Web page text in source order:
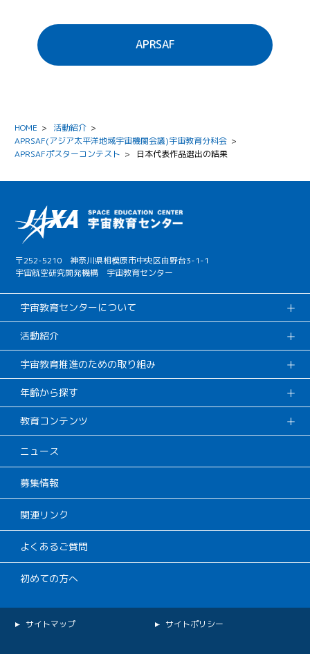
APRSAF
HOME > 活動紹介 >
APRSAF(アジア太平洋地域宇宙機関会議)宇宙教育分科会 >
APRSAFポスターコンテスト > 日本代表作品選出の結果
〒252-5210 神奈川県相模原市中央区由野台3-1-1
宇宙航空研究開発機構 宇宙教育センター
宇宙教育センターについて
活動紹介
宇宙教育推進のための取り組み
年齢から探す
教育コンテンツ
ニュース
募集情報
関連リンク
よくあるご質問
初めての方へ
サイトマップ サイトポリシー